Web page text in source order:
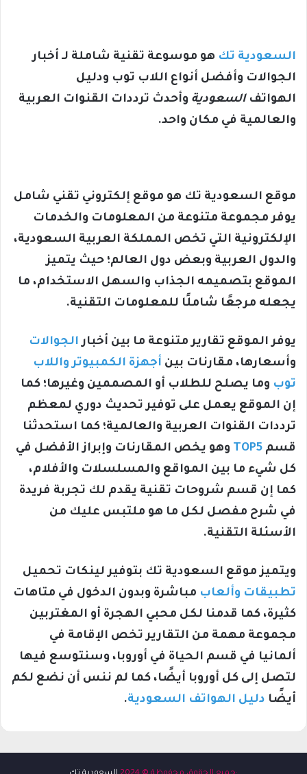
السعودية تك هو موسوعة تقنية شاملة لـ أخبار
الجوالات وأفضل أنواع اللاب توب ودليل
الهواتفالسعودية وأحدث ترددات القنوات العربية
والعالمية في مكان واحد.
موقع السعودية تك هو موقع إلكتروني تقني شامل
يوفر مجموعة متنوعة من المعلومات والخدمات
الإلكترونية التي تخص المملكة العربية السعودية،
والدول العربية وبعض دول العالم؛ حيث يتميز
الموقع بتصميمه الجذاب والسهل الاستخدام، ما
يجعله مرجعًا شاملًا للمعلومات التقنية.
يوفر الموقع تقارير متنوعة ما بين أخبار الجوالات
وأسعارها، مقارنات بين أجهزة الكمبيوتر واللاب
توب وما يصلح للطلاب أو المصممين وغيرها؛ كما
إن الموقع يعمل على توفير تحديث دوري لمعظم
ترددات القنوات العربية والعالمية؛ كما استحدثنا
قسم TOP5 وهو يخص المقارنات وإبراز الأفضل في
كل شيء ما بين المواقع والمسلسلات والأفلام،
كما إن قسم شروحات تقنية يقدم لك تجربة فريدة
في شرح مفصل لكل ما هو ملتبس عليك من
الأسئلة التقنية.
ويتميز موقع السعودية تك بتوفير لينكات تحميل
تطبيقات وألعاب مباشرة وبدون الدخول في متاهات
كثيرة، كما قدمنا لكل محبي الهجرة أو المغتربين
مجموعة مهمة من التقارير تخص الإقامة في
ألمانيا في قسم الحياة في أوروبا، وسنتوسع فيها
لتصل إلى كل أوروبا أيضًا، كما لم ننس أن نضع لكم
أيضًا دليل الهواتف السعودية.